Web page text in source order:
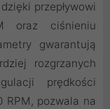
przepływowi
oraz ciśnieniu
gwarantują
rozgrzanych
prędkości
RPM, pozwala na